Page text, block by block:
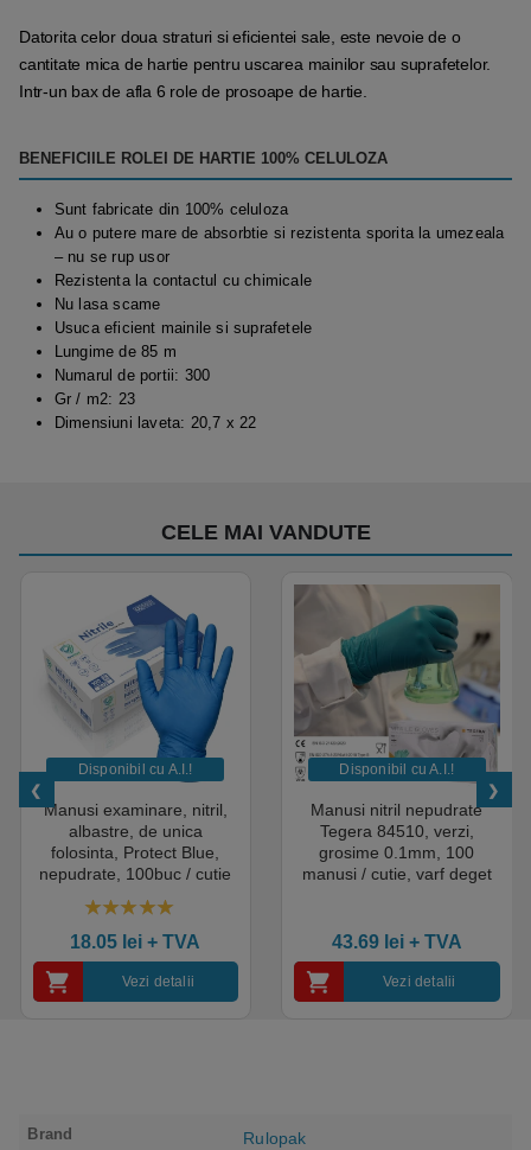
Datorita celor doua straturi si eficientei sale, este nevoie de o
cantitate mica de hartie pentru uscarea mainilor sau suprafetelor.
Intr-un bax de afla 6 role de prosoape de hartie.
BENEFICIILE ROLEI DE HARTIE 100% CELULOZA
Sunt fabricate din 100% celuloza
Au o putere mare de absorbtie si rezistenta sporita la umezeala
– nu se rup usor
Rezistenta la contactul cu chimicale
Nu lasa scame
Usuca eficient mainile si suprafetele
Lungime de 85 m
Numarul de portii: 300
Gr / m2: 23
Dimensiuni laveta: 20,7 x 22
CELE MAI VANDUTE
Disponibil cu A.I.​!
Manusi examinare, nitril,
albastre, de unica
folosinta, Protect Blue,
nepudrate, 100buc / cutie
saloane si domeniul
industrial, calitate premium
18.05 lei + TVA
Vezi detalii
Disponibil cu A.I.​!
Manusi nitril nepudrate
Tegera 84510, verzi,
grosime 0.1mm, 100
manusi / cutie, varf deget
43.69 lei+ TVA
Vezi detalii
Brand Rulopak